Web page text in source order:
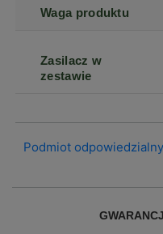
Waga produktu
Zasilacz w
zestawie
Podmiot odpowiedzialny